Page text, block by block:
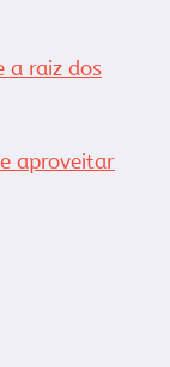
a raiz dos
aproveitar